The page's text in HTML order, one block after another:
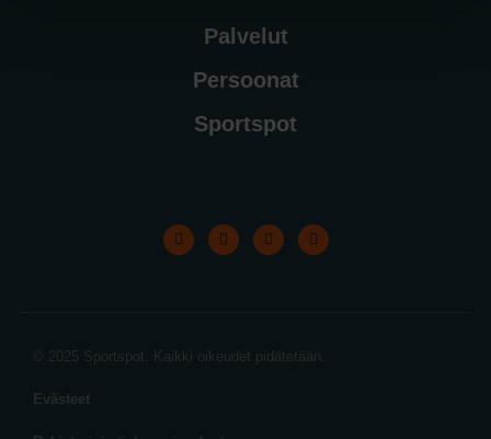
Palvelut
Persoonat
Sportspot
© 2025 Sportspot. Kaikki oikeudet pidätetään.
Evästeet